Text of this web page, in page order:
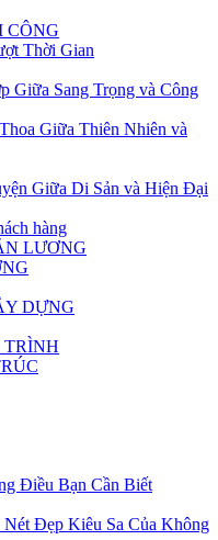
CÔNG
Thời Gian
Giữa Sang Trọng và Công
Giữa Thiên Nhiên và
Giữa Di Sản và Hiện Đại
hàng
LƯƠNG
DỰNG
TRÌNH
Điều Bạn Cần Biết
Đẹp Kiêu Sa Của Không